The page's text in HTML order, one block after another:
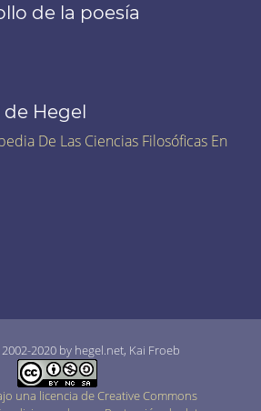
de la poesía
Hegel
De Las Ciencias Filosóficas En
2020 by hegel.net, Kai Froeb
una licencia de Creative Commons